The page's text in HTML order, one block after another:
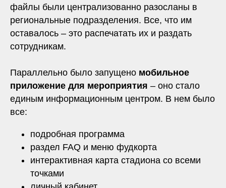
файлы были централизованно разосланы в
региональные подразделения. Все, что им
оставалось – это распечатать их и раздать
сотрудникам.
Параллельно было запущено мобильное
приложение для мероприятия – оно стало
единым информационным центром. В нем было
все:
подробная программа
раздел FAQ и меню фудкорта
интерактивная карта стадиона со всеми
точками